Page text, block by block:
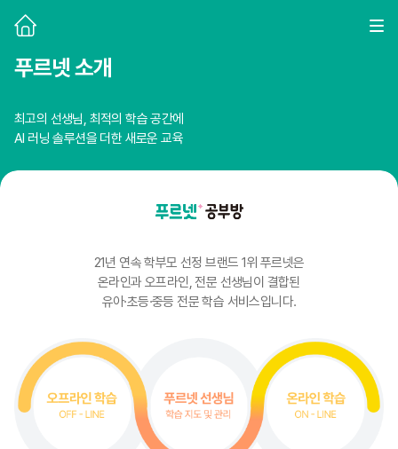
홈으로 전체
푸르넷 소개
최고의 선생님, 최적의 학습 공간에
AI 러닝 솔루션을 더한 새로운 교육
21년 연속 학부모 선정 브랜드 1위 푸르넷은
온라인과 오프라인, 전문 선생님이 결합된
유아·초등·중등 전문 학습 서비스입니다.